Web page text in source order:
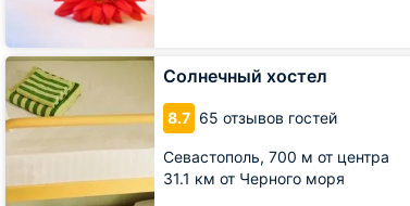
Солнечный хостел
8.7 65 отзывов гостей
Севастополь, 700 м от центра
31.1 км от Черного моря
Солнечный
хостел